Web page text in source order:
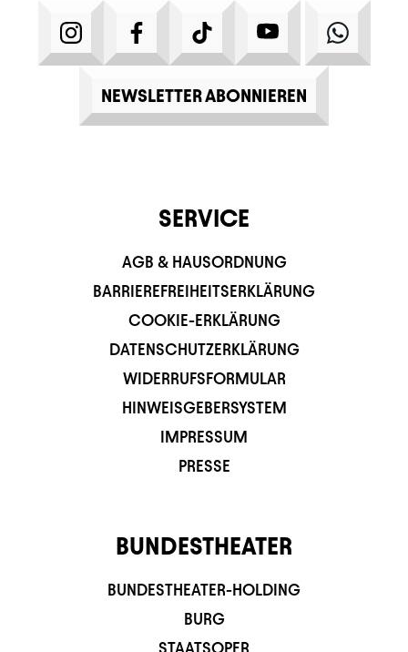
INSTAGRAMFACEBOOKTIKTOK YOUTUBE
NEWSLETTER ABONNIEREN
SERVICE
AGB & HAUSORDNUNG
BARRIEREFREIHEITSERKLÄRUNG
COOKIE-ERKLÄRUNG
DATENSCHUTZERKLÄRUNG
WIDERRUFSFORMULAR
HINWEISGEBERSYSTEM
IMPRESSUM
PRESSE
BUNDESTHEATER
BUNDESTHEATER-HOLDING
BURG
STAATSOPER